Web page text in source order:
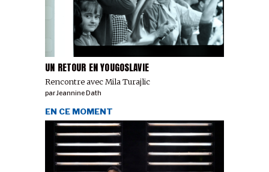
UN RETOUR EN YOUGOSLAVIE
Rencontre avec Mila Turajlic
parJeannine Dath
EN CE MOMENT